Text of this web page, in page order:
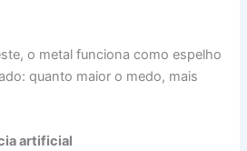
o metal funciona como espelho
quanto maior o medo, mais
artificial